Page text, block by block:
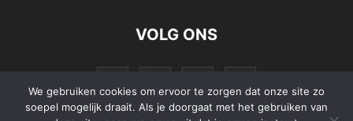
VOLG ONS
We gebruiken cookies om ervoor te zorgen dat onze site zo
soepel mogelijk draait. Als je doorgaat met het gebruiken van